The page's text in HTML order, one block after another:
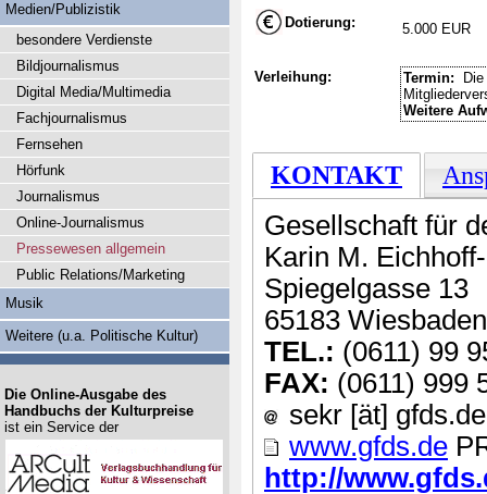
Dotierung: 5.000 EUR
Verleihung: Termin:
Weitere
KONTAKT
Gesellschaft für
Karin M.
Spiegelgasse 13
65183 Wiesbaden
TEL.: (0611) 99
FAX: (0611) 999
sekr [ät] gfds.de
www.gfds.de
http://
Medien/Publizistik
besondere Verdienste
Bildjournalismus
Digital Media/Multimedia
Fachjournalismus
Fernsehen
Hörfunk
Journalismus
Online-Journalismus
Pressewesen allgemein
Public Relations/Marketing
Musik
Weitere (u.a. Politische Kultur)
Die Online-Ausgabe des
Handbuchs der Kulturpreise
ist ein Service der